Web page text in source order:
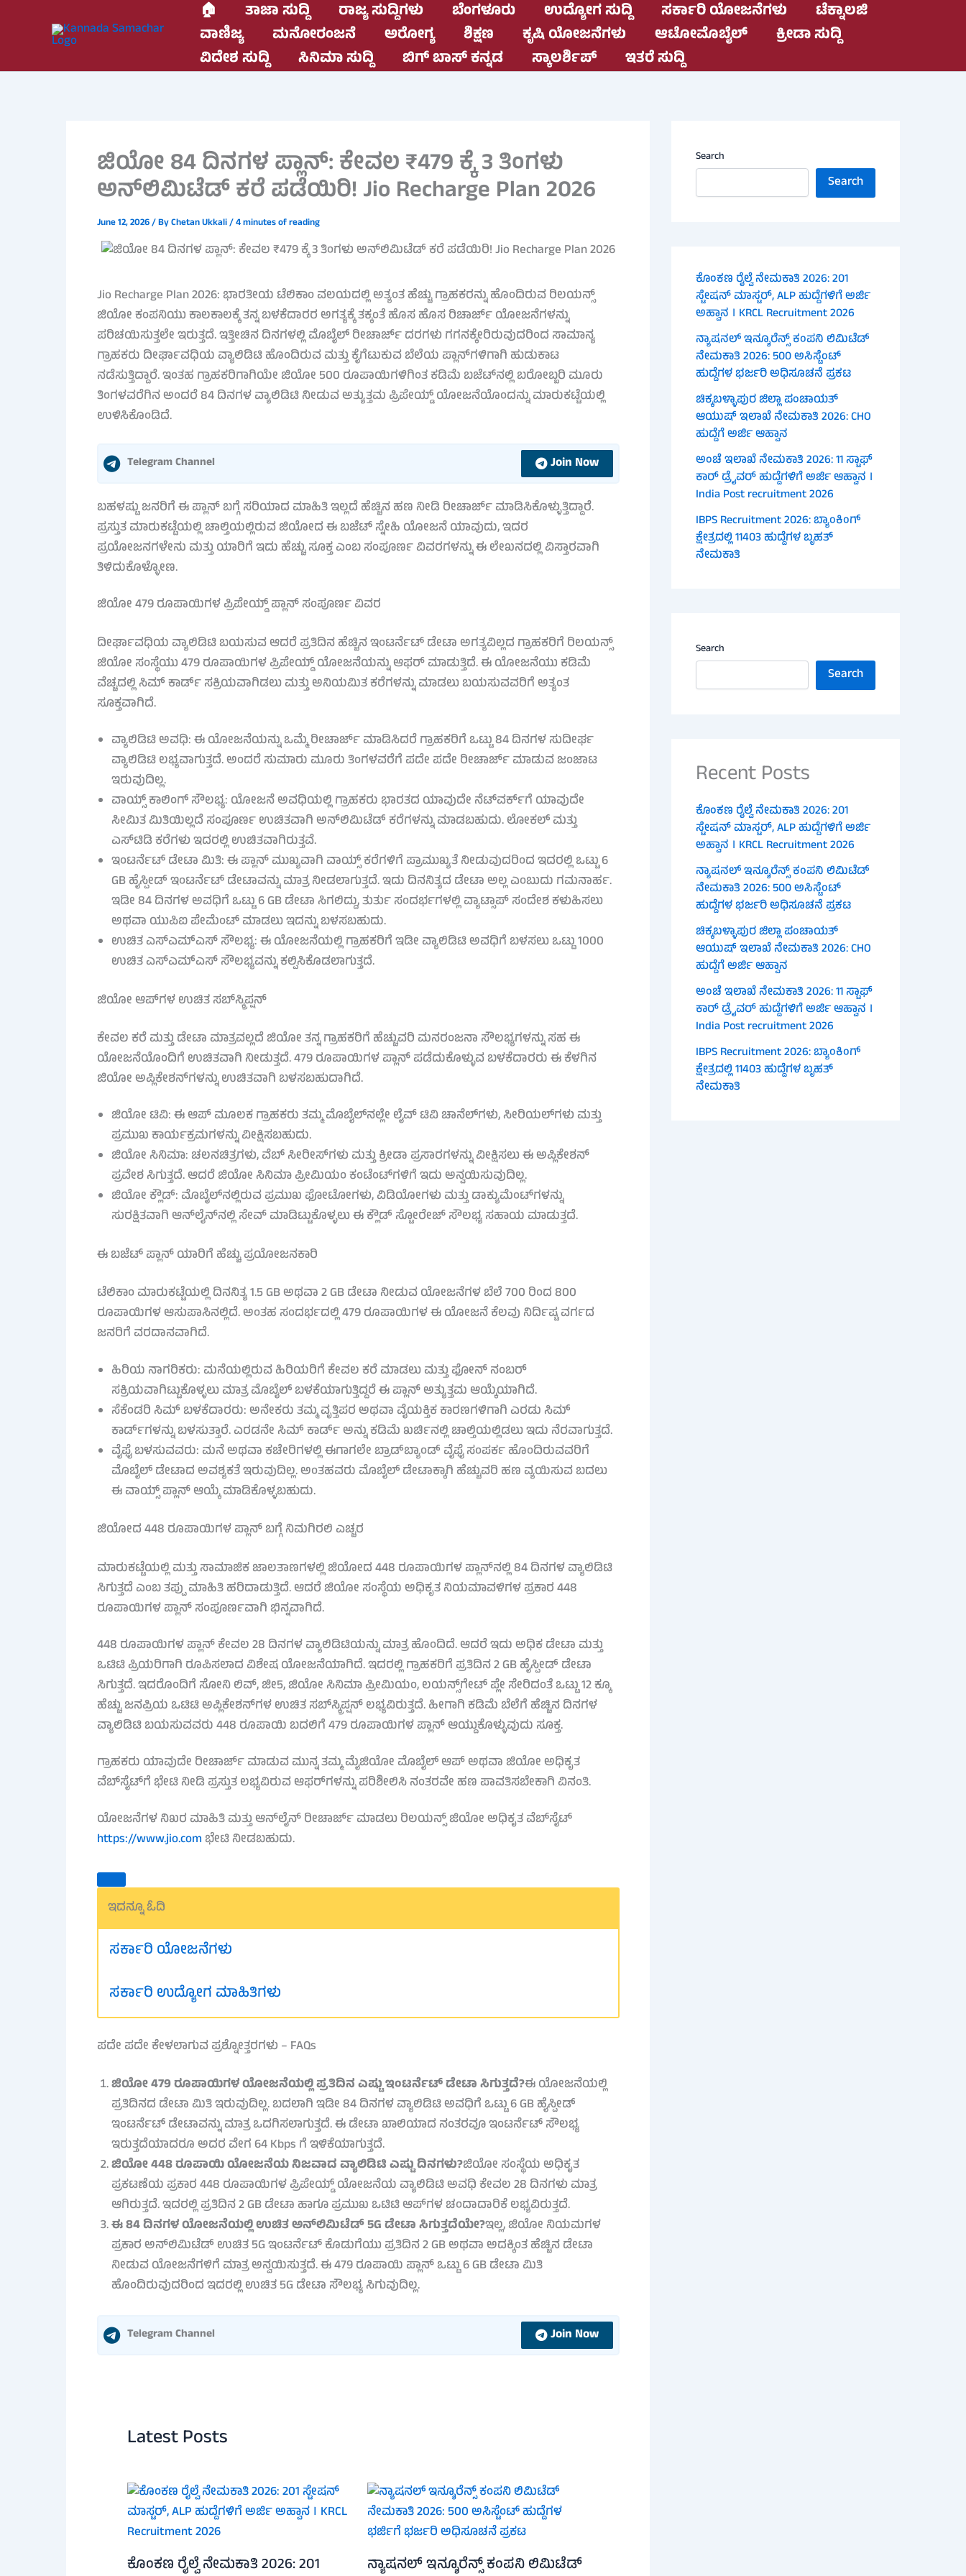
🏠 ತಾಜಾ ಸುದ್ದಿ ರಾಜ್ಯ ಸುದ್ದಿಗಳು ಬೆಂಗಳೂರು ಉದ್ಯೋಗ ಸುದ್ದಿ ಸರ್ಕಾರಿ ಯೋಜನೆಗಳು
ಟೆಕ್ನಾಲಜಿ
ವಾಣಿಜ್ಯ
ಮನೋರಂಜನೆ ಅರೋಗ್ಯ ಶಿಕ್ಷಣ ಕೃಷಿ ಯೋಜನೆಗಳು ಆಟೋಮೊಬೈಲ್
ಕ್ರೀಡಾ ಸುದ್ದಿ
ವಿದೇಶ ಸುದ್ದಿ
ಸಿನಿಮಾ ಸುದ್ದಿ ಬಿಗ್ ಬಾಸ್ ಕನ್ನಡ ಸ್ಕಾಲರ್ಶಿಪ್ ಇತರೆ ಸುದ್ದಿ
ಜಿಯೋ 84 ದಿನಗಳ ಪ್ಲಾನ್: ಕೇವಲ ₹479 ಕ್ಕೆ 3 ತಿಂಗಳು
ಅನ್‌ಲಿಮಿಟೆಡ್ ಕರೆ ಪಡೆಯಿರಿ! Jio Recharge Plan 2026
June 12, 2026/ ByChetan Ukkali/4 minutes of reading
Jio Recharge Plan 2026: ಭಾರತೀಯ ಟೆಲಿಕಾಂ ವಲಯದಲ್ಲಿ ಅತ್ಯಂತ ಹೆಚ್ಚು ಗ್ರಾಹಕರನ್ನು ಹೊಂದಿರುವ ರಿಲಯನ್ಸ್
ಜಿಯೋ ಕಂಪನಿಯು ಕಾಲಕಾಲಕ್ಕೆ ತನ್ನ ಬಳಕೆದಾರರ ಅಗತ್ಯಕ್ಕೆ ತಕ್ಕಂತೆ ಹೊಸ ಹೊಸ ರಿಚಾರ್ಜ್ ಯೋಜನೆಗಳನ್ನು
ಪರಿಚಯಿಸುತ್ತಲೇ ಇರುತ್ತದೆ. ಇತ್ತೀಚಿನ ದಿನಗಳಲ್ಲಿ ಮೊಬೈಲ್ ರೀಚಾರ್ಜ್ ದರಗಳು ಗಗನಕ್ಕೇರಿರುವುದರಿಂದ ಸಾಮಾನ್ಯ
ಗ್ರಾಹಕರು ದೀರ್ಘಾವಧಿಯ ವ್ಯಾಲಿಡಿಟಿ ಹೊಂದಿರುವ ಮತ್ತು ಕೈಗೆಟುಕುವ ಬೆಲೆಯ ಪ್ಲಾನ್‌ಗಳಿಗಾಗಿ ಹುಡುಕಾಟ
ನಡೆಸುತ್ತಿದ್ದಾರೆ. ಇಂತಹ ಗ್ರಾಹಕರಿಗಾಗಿಯೇ ಜಿಯೋ 500 ರೂಪಾಯಿಗಳಿಗಿಂತ ಕಡಿಮೆ ಬಜೆಟ್‌ನಲ್ಲಿ ಬರೋಬ್ಬರಿ ಮೂರು
ತಿಂಗಳವರೆಗಿನ ಅಂದರೆ 84 ದಿನಗಳ ವ್ಯಾಲಿಡಿಟಿ ನೀಡುವ ಅತ್ಯುತ್ತಮ ಪ್ರಿಪೇಯ್ಡ್ ಯೋಜನೆಯೊಂದನ್ನು ಮಾರುಕಟ್ಟೆಯಲ್ಲಿ
ಉಳಿಸಿಕೊಂಡಿದೆ.
Telegram Channel Join Now
ಬಹಳಷ್ಟು ಜನರಿಗೆ ಈ ಪ್ಲಾನ್ ಬಗ್ಗೆ ಸರಿಯಾದ ಮಾಹಿತಿ ಇಲ್ಲದೆ ಹೆಚ್ಚಿನ ಹಣ ನೀಡಿ ರೀಚಾರ್ಜ್ ಮಾಡಿಸಿಕೊಳ್ಳುತ್ತಿದ್ದಾರೆ.
ಪ್ರಸ್ತುತ ಮಾರುಕಟ್ಟೆಯಲ್ಲಿ ಚಾಲ್ತಿಯಲ್ಲಿರುವ ಜಿಯೋದ ಈ ಬಜೆಟ್ ಸ್ನೇಹಿ ಯೋಜನೆ ಯಾವುದು, ಇದರ
ಪ್ರಯೋಜನಗಳೇನು ಮತ್ತು ಯಾರಿಗೆ ಇದು ಹೆಚ್ಚು ಸೂಕ್ತ ಎಂಬ ಸಂಪೂರ್ಣ ವಿವರಗಳನ್ನು ಈ ಲೇಖನದಲ್ಲಿ ವಿಸ್ತಾರವಾಗಿ
ತಿಳಿದುಕೊಳ್ಳೋಣ.
ಜಿಯೋ 479 ರೂಪಾಯಿಗಳ ಪ್ರಿಪೇಯ್ಡ್ ಪ್ಲಾನ್ ಸಂಪೂರ್ಣ ವಿವರ
ದೀರ್ಘಾವಧಿಯ ವ್ಯಾಲಿಡಿಟಿ ಬಯಸುವ ಆದರೆ ಪ್ರತಿದಿನ ಹೆಚ್ಚಿನ ಇಂಟರ್ನೆಟ್ ಡೇಟಾ ಅಗತ್ಯವಿಲ್ಲದ ಗ್ರಾಹಕರಿಗೆ ರಿಲಯನ್ಸ್
ಜಿಯೋ ಸಂಸ್ಥೆಯು 479 ರೂಪಾಯಿಗಳ ಪ್ರಿಪೇಯ್ಡ್ ಯೋಜನೆಯನ್ನು ಆಫರ್ ಮಾಡುತ್ತಿದೆ. ಈ ಯೋಜನೆಯು ಕಡಿಮೆ
ವೆಚ್ಚದಲ್ಲಿ ಸಿಮ್ ಕಾರ್ಡ್ ಸಕ್ರಿಯವಾಗಿಡಲು ಮತ್ತು ಅನಿಯಮಿತ ಕರೆಗಳನ್ನು ಮಾಡಲು ಬಯಸುವವರಿಗೆ ಅತ್ಯಂತ
ಸೂಕ್ತವಾಗಿದೆ.
ವ್ಯಾಲಿಡಿಟಿ ಅವಧಿ: ಈ ಯೋಜನೆಯನ್ನು ಒಮ್ಮೆ ರೀಚಾರ್ಜ್ ಮಾಡಿಸಿದರೆ ಗ್ರಾಹಕರಿಗೆ ಒಟ್ಟು 84 ದಿನಗಳ ಸುದೀರ್ಘ
ವ್ಯಾಲಿಡಿಟಿ ಲಭ್ಯವಾಗುತ್ತದೆ. ಅಂದರೆ ಸುಮಾರು ಮೂರು ತಿಂಗಳವರೆಗೆ ಪದೇ ಪದೇ ರೀಚಾರ್ಜ್ ಮಾಡುವ ಜಂಜಾಟ
ಇರುವುದಿಲ್ಲ.
ವಾಯ್ಸ್ ಕಾಲಿಂಗ್ ಸೌಲಭ್ಯ: ಯೋಜನೆ ಅವಧಿಯಲ್ಲಿ ಗ್ರಾಹಕರು ಭಾರತದ ಯಾವುದೇ ನೆಟ್‌ವರ್ಕ್‌ಗೆ ಯಾವುದೇ
ಸೀಮಿತ ಮಿತಿಯಿಲ್ಲದೆ ಸಂಪೂರ್ಣ ಉಚಿತವಾಗಿ ಅನ್‌ಲಿಮಿಟೆಡ್ ಕರೆಗಳನ್ನು ಮಾಡಬಹುದು. ಲೋಕಲ್ ಮತ್ತು
ಎಸ್‌ಟಿಡಿ ಕರೆಗಳು ಇದರಲ್ಲಿ ಉಚಿತವಾಗಿರುತ್ತವೆ.
ಇಂಟರ್ನೆಟ್ ಡೇಟಾ ಮಿತಿ: ಈ ಪ್ಲಾನ್ ಮುಖ್ಯವಾಗಿ ವಾಯ್ಸ್ ಕರೆಗಳಿಗೆ ಪ್ರಾಮುಖ್ಯತೆ ನೀಡುವುದರಿಂದ ಇದರಲ್ಲಿ ಒಟ್ಟು 6
GB ಹೈಸ್ಪೀಡ್ ಇಂಟರ್ನೆಟ್ ಡೇಟಾವನ್ನು ಮಾತ್ರ ನೀಡಲಾಗುತ್ತದೆ. ಇದು ದಿನನಿತ್ಯದ ಡೇಟಾ ಅಲ್ಲ ಎಂಬುದು ಗಮನಾರ್ಹ.
ಇಡೀ 84 ದಿನಗಳ ಅವಧಿಗೆ ಒಟ್ಟು 6 GB ಡೇಟಾ ಸಿಗಲಿದ್ದು, ತುರ್ತು ಸಂದರ್ಭಗಳಲ್ಲಿ ವ್ಯಾಟ್ಸಾಪ್ ಸಂದೇಶ ಕಳುಹಿಸಲು
ಅಥವಾ ಯುಪಿಐ ಪೇಮೆಂಟ್ ಮಾಡಲು ಇದನ್ನು ಬಳಸಬಹುದು.
ಉಚಿತ ಎಸ್‌ಎಮ್‌ಎಸ್ ಸೌಲಭ್ಯ: ಈ ಯೋಜನೆಯಲ್ಲಿ ಗ್ರಾಹಕರಿಗೆ ಇಡೀ ವ್ಯಾಲಿಡಿಟಿ ಅವಧಿಗೆ ಬಳಸಲು ಒಟ್ಟು 1000
ಉಚಿತ ಎಸ್‌ಎಮ್‌ಎಸ್ ಸೌಲಭ್ಯವನ್ನು ಕಲ್ಪಿಸಿಕೊಡಲಾಗುತ್ತದೆ.
ಜಿಯೋ ಆಪ್‌ಗಳ ಉಚಿತ ಸಬ್‌ಸ್ಕ್ರಿಪ್ಷನ್
ಕೇವಲ ಕರೆ ಮತ್ತು ಡೇಟಾ ಮಾತ್ರವಲ್ಲದೆ ಜಿಯೋ ತನ್ನ ಗ್ರಾಹಕರಿಗೆ ಹೆಚ್ಚುವರಿ ಮನರಂಜನಾ ಸೌಲಭ್ಯಗಳನ್ನು ಸಹ ಈ
ಯೋಜನೆಯೊಂದಿಗೆ ಉಚಿತವಾಗಿ ನೀಡುತ್ತದೆ. 479 ರೂಪಾಯಿಗಳ ಪ್ಲಾನ್ ಪಡೆದುಕೊಳ್ಳುವ ಬಳಕೆದಾರರು ಈ ಕೆಳಗಿನ
ಜಿಯೋ ಅಪ್ಲಿಕೇಶನ್‌ಗಳನ್ನು ಉಚಿತವಾಗಿ ಬಳಸಬಹುದಾಗಿದೆ.
ಜಿಯೋ ಟಿವಿ: ಈ ಆಪ್ ಮೂಲಕ ಗ್ರಾಹಕರು ತಮ್ಮ ಮೊಬೈಲ್‌ನಲ್ಲೇ ಲೈವ್ ಟಿವಿ ಚಾನೆಲ್‌ಗಳು, ಸೀರಿಯಲ್‌ಗಳು ಮತ್ತು
ಪ್ರಮುಖ ಕಾರ್ಯಕ್ರಮಗಳನ್ನು ವೀಕ್ಷಿಸಬಹುದು.
ಜಿಯೋ ಸಿನಿಮಾ: ಚಲನಚಿತ್ರಗಳು, ವೆಬ್ ಸೀರೀಸ್‌ಗಳು ಮತ್ತು ಕ್ರೀಡಾ ಪ್ರಸಾರಗಳನ್ನು ವೀಕ್ಷಿಸಲು ಈ ಅಪ್ಲಿಕೇಶನ್
ಪ್ರವೇಶ ಸಿಗುತ್ತದೆ. ಆದರೆ ಜಿಯೋ ಸಿನಿಮಾ ಪ್ರೀಮಿಯಂ ಕಂಟೆಂಟ್‌ಗಳಿಗೆ ಇದು ಅನ್ವಯಿಸುವುದಿಲ್ಲ.
ಜಿಯೋ ಕ್ಲೌಡ್: ಮೊಬೈಲ್‌ನಲ್ಲಿರುವ ಪ್ರಮುಖ ಫೋಟೋಗಳು, ವಿಡಿಯೋಗಳು ಮತ್ತು ಡಾಕ್ಯುಮೆಂಟ್‌ಗಳನ್ನು
ಸುರಕ್ಷಿತವಾಗಿ ಆನ್‌ಲೈನ್‌ನಲ್ಲಿ ಸೇವ್ ಮಾಡಿಟ್ಟುಕೊಳ್ಳಲು ಈ ಕ್ಲೌಡ್ ಸ್ಟೋರೇಜ್ ಸೌಲಭ್ಯ ಸಹಾಯ ಮಾಡುತ್ತದೆ.
ಈ ಬಜೆಟ್ ಪ್ಲಾನ್ ಯಾರಿಗೆ ಹೆಚ್ಚು ಪ್ರಯೋಜನಕಾರಿ
ಟೆಲಿಕಾಂ ಮಾರುಕಟ್ಟೆಯಲ್ಲಿ ದಿನನಿತ್ಯ 1.5 GB ಅಥವಾ 2 GB ಡೇಟಾ ನೀಡುವ ಯೋಜನೆಗಳ ಬೆಲೆ 700 ರಿಂದ 800
ರೂಪಾಯಿಗಳ ಆಸುಪಾಸಿನಲ್ಲಿದೆ. ಅಂತಹ ಸಂದರ್ಭದಲ್ಲಿ 479 ರೂಪಾಯಿಗಳ ಈ ಯೋಜನೆ ಕೆಲವು ನಿರ್ದಿಷ್ಟ ವರ್ಗದ
ಜನರಿಗೆ ವರದಾನವಾಗಿದೆ.
ಹಿರಿಯ ನಾಗರಿಕರು: ಮನೆಯಲ್ಲಿರುವ ಹಿರಿಯರಿಗೆ ಕೇವಲ ಕರೆ ಮಾಡಲು ಮತ್ತು ಫೋನ್ ನಂಬರ್
ಸಕ್ರಿಯವಾಗಿಟ್ಟುಕೊಳ್ಳಲು ಮಾತ್ರ ಮೊಬೈಲ್ ಬಳಕೆಯಾಗುತ್ತಿದ್ದರೆ ಈ ಪ್ಲಾನ್ ಅತ್ಯುತ್ತಮ ಆಯ್ಕೆಯಾಗಿದೆ.
ಸೆಕೆಂಡರಿ ಸಿಮ್ ಬಳಕೆದಾರರು: ಅನೇಕರು ತಮ್ಮ ವೃತ್ತಿಪರ ಅಥವಾ ವೈಯಕ್ತಿಕ ಕಾರಣಗಳಿಗಾಗಿ ಎರಡು ಸಿಮ್
ಕಾರ್ಡ್‌ಗಳನ್ನು ಬಳಸುತ್ತಾರೆ. ಎರಡನೇ ಸಿಮ್ ಕಾರ್ಡ್ ಅನ್ನು ಕಡಿಮೆ ಖರ್ಚಿನಲ್ಲಿ ಚಾಲ್ತಿಯಲ್ಲಿಡಲು ಇದು ನೆರವಾಗುತ್ತದೆ.
ವೈಫೈ ಬಳಸುವವರು: ಮನೆ ಅಥವಾ ಕಚೇರಿಗಳಲ್ಲಿ ಈಗಾಗಲೇ ಬ್ರಾಡ್‌ಬ್ಯಾಂಡ್ ವೈಫೈ ಸಂಪರ್ಕ ಹೊಂದಿರುವವರಿಗೆ
ಮೊಬೈಲ್ ಡೇಟಾದ ಅವಶ್ಯಕತೆ ಇರುವುದಿಲ್ಲ. ಅಂತಹವರು ಮೊಬೈಲ್ ಡೇಟಾಕ್ಕಾಗಿ ಹೆಚ್ಚುವರಿ ಹಣ ವ್ಯಯಿಸುವ ಬದಲು
ಈ ವಾಯ್ಸ್ ಪ್ಲಾನ್ ಆಯ್ಕೆ ಮಾಡಿಕೊಳ್ಳಬಹುದು.
ಜಿಯೋದ 448 ರೂಪಾಯಿಗಳ ಪ್ಲಾನ್ ಬಗ್ಗೆ ನಿಮಗಿರಲಿ ಎಚ್ಚರ
ಮಾರುಕಟ್ಟೆಯಲ್ಲಿ ಮತ್ತು ಸಾಮಾಜಿಕ ಜಾಲತಾಣಗಳಲ್ಲಿ ಜಿಯೋದ 448 ರೂಪಾಯಿಗಳ ಪ್ಲಾನ್‌ನಲ್ಲಿ 84 ದಿನಗಳ ವ್ಯಾಲಿಡಿಟಿ
ಸಿಗುತ್ತದೆ ಎಂಬ ತಪ್ಪು ಮಾಹಿತಿ ಹರಿದಾಡುತ್ತಿದೆ. ಆದರೆ ಜಿಯೋ ಸಂಸ್ಥೆಯ ಅಧಿಕೃತ ನಿಯಮಾವಳಿಗಳ ಪ್ರಕಾರ 448
ರೂಪಾಯಿಗಳ ಪ್ಲಾನ್ ಸಂಪೂರ್ಣವಾಗಿ ಭಿನ್ನವಾಗಿದೆ.
448 ರೂಪಾಯಿಗಳ ಪ್ಲಾನ್ ಕೇವಲ 28 ದಿನಗಳ ವ್ಯಾಲಿಡಿಟಿಯನ್ನು ಮಾತ್ರ ಹೊಂದಿದೆ. ಆದರೆ ಇದು ಅಧಿಕ ಡೇಟಾ ಮತ್ತು
ಒಟಿಟಿ ಪ್ರಿಯರಿಗಾಗಿ ರೂಪಿಸಲಾದ ವಿಶೇಷ ಯೋಜನೆಯಾಗಿದೆ. ಇದರಲ್ಲಿ ಗ್ರಾಹಕರಿಗೆ ಪ್ರತಿದಿನ 2 GB ಹೈಸ್ಪೀಡ್ ಡೇಟಾ
ಸಿಗುತ್ತದೆ. ಇದರೊಂದಿಗೆ ಸೋನಿ ಲಿವ್, ಜೀ5, ಜಿಯೋ ಸಿನಿಮಾ ಪ್ರೀಮಿಯಂ, ಲಯನ್ಸ್‌ಗೇಟ್ ಪ್ಲೇ ಸೇರಿದಂತೆ ಒಟ್ಟು 12 ಕ್ಕೂ
ಹೆಚ್ಚು ಜನಪ್ರಿಯ ಒಟಿಟಿ ಅಪ್ಲಿಕೇಶನ್‌ಗಳ ಉಚಿತ ಸಬ್‌ಸ್ಕ್ರಿಪ್ಷನ್ ಲಭ್ಯವಿರುತ್ತದೆ. ಹೀಗಾಗಿ ಕಡಿಮೆ ಬೆಲೆಗೆ ಹೆಚ್ಚಿನ ದಿನಗಳ
ವ್ಯಾಲಿಡಿಟಿ ಬಯಸುವವರು 448 ರೂಪಾಯಿ ಬದಲಿಗೆ 479 ರೂಪಾಯಿಗಳ ಪ್ಲಾನ್ ಆಯ್ದುಕೊಳ್ಳುವುದು ಸೂಕ್ತ.
ಗ್ರಾಹಕರು ಯಾವುದೇ ರೀಚಾರ್ಜ್ ಮಾಡುವ ಮುನ್ನ ತಮ್ಮ ಮೈಜಿಯೋ ಮೊಬೈಲ್ ಆಪ್ ಅಥವಾ ಜಿಯೋ ಅಧಿಕೃತ
ವೆಬ್‌ಸೈಟ್‌ಗೆ ಭೇಟಿ ನೀಡಿ ಪ್ರಸ್ತುತ ಲಭ್ಯವಿರುವ ಆಫರ್‌ಗಳನ್ನು ಪರಿಶೀಲಿಸಿ ನಂತರವೇ ಹಣ ಪಾವತಿಸಬೇಕಾಗಿ ವಿನಂತಿ.
ಯೋಜನೆಗಳ ನಿಖರ ಮಾಹಿತಿ ಮತ್ತು ಆನ್‌ಲೈನ್ ರೀಚಾರ್ಜ್ ಮಾಡಲು ರಿಲಯನ್ಸ್ ಜಿಯೋ ಅಧಿಕೃತ ವೆಬ್‌ಸೈಟ್
https://www.jio.com ಭೇಟಿ ನೀಡಬಹುದು.
ಇದನ್ನೂ ಓದಿ
ಸರ್ಕಾರಿ ಯೋಜನೆಗಳು
ಸರ್ಕಾರಿ ಉದ್ಯೋಗ ಮಾಹಿತಿಗಳು
ಪದೇ ಪದೇ ಕೇಳಲಾಗುವ ಪ್ರಶ್ನೋತ್ತರಗಳು – FAQs
ಜಿಯೋ 479 ರೂಪಾಯಿಗಳ ಯೋಜನೆಯಲ್ಲಿ ಪ್ರತಿದಿನ ಎಷ್ಟು ಇಂಟರ್ನೆಟ್ ಡೇಟಾ ಸಿಗುತ್ತದೆ?ಈ ಯೋಜನೆಯಲ್ಲಿ
ಪ್ರತಿದಿನದ ಡೇಟಾ ಮಿತಿ ಇರುವುದಿಲ್ಲ. ಬದಲಾಗಿ ಇಡೀ 84 ದಿನಗಳ ವ್ಯಾಲಿಡಿಟಿ ಅವಧಿಗೆ ಒಟ್ಟು 6 GB ಹೈಸ್ಪೀಡ್
ಇಂಟರ್ನೆಟ್ ಡೇಟಾವನ್ನು ಮಾತ್ರ ಒದಗಿಸಲಾಗುತ್ತದೆ. ಈ ಡೇಟಾ ಖಾಲಿಯಾದ ನಂತರವೂ ಇಂಟರ್ನೆಟ್ ಸೌಲಭ್ಯ
ಇರುತ್ತದೆಯಾದರೂ ಅದರ ವೇಗ 64 Kbps ಗೆ ಇಳಿಕೆಯಾಗುತ್ತದೆ.
ಜಿಯೋ 448 ರೂಪಾಯಿ ಯೋಜನೆಯ ನಿಜವಾದ ವ್ಯಾಲಿಡಿಟಿ ಎಷ್ಟು ದಿನಗಳು?ಜಿಯೋ ಸಂಸ್ಥೆಯ ಅಧಿಕೃತ
ಪ್ರಕಟಣೆಯ ಪ್ರಕಾರ 448 ರೂಪಾಯಿಗಳ ಪ್ರಿಪೇಯ್ಡ್ ಯೋಜನೆಯ ವ್ಯಾಲಿಡಿಟಿ ಅವಧಿ ಕೇವಲ 28 ದಿನಗಳು ಮಾತ್ರ
ಆಗಿರುತ್ತದೆ. ಇದರಲ್ಲಿ ಪ್ರತಿದಿನ 2 GB ಡೇಟಾ ಹಾಗೂ ಪ್ರಮುಖ ಒಟಿಟಿ ಆಪ್‌ಗಳ ಚಂದಾದಾರಿಕೆ ಲಭ್ಯವಿರುತ್ತದೆ.
ಈ 84 ದಿನಗಳ ಯೋಜನೆಯಲ್ಲಿ ಉಚಿತ ಅನ್‌ಲಿಮಿಟೆಡ್ 5G ಡೇಟಾ ಸಿಗುತ್ತದೆಯೇ?ಇಲ್ಲ, ಜಿಯೋ ನಿಯಮಗಳ
ಪ್ರಕಾರ ಅನ್‌ಲಿಮಿಟೆಡ್ ಉಚಿತ 5G ಇಂಟರ್ನೆಟ್ ಕೊಡುಗೆಯು ಪ್ರತಿದಿನ 2 GB ಅಥವಾ ಅದಕ್ಕಿಂತ ಹೆಚ್ಚಿನ ಡೇಟಾ
ನೀಡುವ ಯೋಜನೆಗಳಿಗೆ ಮಾತ್ರ ಅನ್ವಯಿಸುತ್ತದೆ. ಈ 479 ರೂಪಾಯಿ ಪ್ಲಾನ್ ಒಟ್ಟು 6 GB ಡೇಟಾ ಮಿತಿ
ಹೊಂದಿರುವುದರಿಂದ ಇದರಲ್ಲಿ ಉಚಿತ 5G ಡೇಟಾ ಸೌಲಭ್ಯ ಸಿಗುವುದಿಲ್ಲ.
Telegram Channel Join Now
Latest Posts
ಕೊಂಕಣ ರೈಲ್ವೆ ನೇಮಕಾತಿ 2026: 201
ನ್ಯಾಷನಲ್ ಇನ್ಶೂರೆನ್ಸ್ ಕಂಪನಿ ಲಿಮಿಟೆಡ್
Search
Search
ಕೊಂಕಣ ರೈಲ್ವೆ ನೇಮಕಾತಿ 2026: 201
ಸ್ಟೇಷನ್ ಮಾಸ್ಟರ್, ALP ಹುದ್ದೆಗಳಿಗೆ ಅರ್ಜಿ
ಅಹ್ವಾನ । KRCL Recruitment 2026
ನ್ಯಾಷನಲ್ ಇನ್ಶೂರೆನ್ಸ್ ಕಂಪನಿ ಲಿಮಿಟೆಡ್
ನೇಮಕಾತಿ 2026: 500 ಅಸಿಸ್ಟೆಂಟ್
ಹುದ್ದೆಗಳ ಭರ್ಜರಿ ಅಧಿಸೂಚನೆ ಪ್ರಕಟ
ಚಿಕ್ಕಬಳ್ಳಾಪುರ ಜಿಲ್ಲಾ ಪಂಚಾಯತ್
ಆಯುಷ್ ಇಲಾಖೆ ನೇಮಕಾತಿ 2026: CHO
ಹುದ್ದೆಗೆ ಅರ್ಜಿ ಆಹ್ವಾನ
ಅಂಚೆ ಇಲಾಖೆ ನೇಮಕಾತಿ 2026: 11 ಸ್ಟಾಫ್
ಕಾರ್ ಡ್ರೈವರ್ ಹುದ್ದೆಗಳಿಗೆ ಅರ್ಜಿ ಆಹ್ವಾನ ।
India Post recruitment 2026
IBPS Recruitment 2026: ಬ್ಯಾಂಕಿಂಗ್
ಕ್ಷೇತ್ರದಲ್ಲಿ 11403 ಹುದ್ದೆಗಳ ಬೃಹತ್
ನೇಮಕಾತಿ
Search
Search
Recent Posts
ಕೊಂಕಣ ರೈಲ್ವೆ ನೇಮಕಾತಿ 2026: 201
ಸ್ಟೇಷನ್ ಮಾಸ್ಟರ್, ALP ಹುದ್ದೆಗಳಿಗೆ ಅರ್ಜಿ
ಅಹ್ವಾನ । KRCL Recruitment 2026
ನ್ಯಾಷನಲ್ ಇನ್ಶೂರೆನ್ಸ್ ಕಂಪನಿ ಲಿಮಿಟೆಡ್
ನೇಮಕಾತಿ 2026: 500 ಅಸಿಸ್ಟೆಂಟ್
ಹುದ್ದೆಗಳ ಭರ್ಜರಿ ಅಧಿಸೂಚನೆ ಪ್ರಕಟ
ಚಿಕ್ಕಬಳ್ಳಾಪುರ ಜಿಲ್ಲಾ ಪಂಚಾಯತ್
ಆಯುಷ್ ಇಲಾಖೆ ನೇಮಕಾತಿ 2026: CHO
ಹುದ್ದೆಗೆ ಅರ್ಜಿ ಆಹ್ವಾನ
ಅಂಚೆ ಇಲಾಖೆ ನೇಮಕಾತಿ 2026: 11 ಸ್ಟಾಫ್
ಕಾರ್ ಡ್ರೈವರ್ ಹುದ್ದೆಗಳಿಗೆ ಅರ್ಜಿ ಆಹ್ವಾನ ।
India Post recruitment 2026
IBPS Recruitment 2026: ಬ್ಯಾಂಕಿಂಗ್
ಕ್ಷೇತ್ರದಲ್ಲಿ 11403 ಹುದ್ದೆಗಳ ಬೃಹತ್
ನೇಮಕಾತಿ